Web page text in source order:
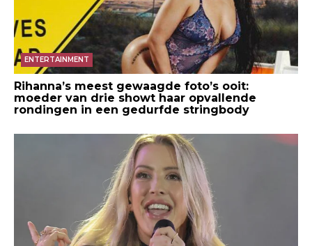
ENTERTAINMENT
Rihanna’s meest gewaagde foto’s ooit:
moeder van drie showt haar opvallende
rondingen in een gedurfde stringbody